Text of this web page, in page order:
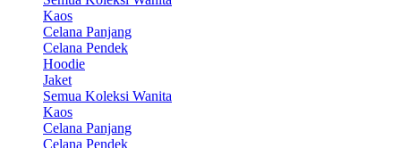
Kaos
Celana Panjang
Celana Pendek
Hoodie
Jaket
Semua Koleksi Wanita
Kaos
Celana Panjang
Celana Pendek